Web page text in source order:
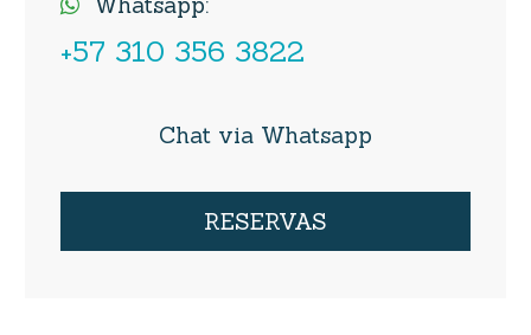

+57 310 356 3822
Chat via Whatsapp
RESERVAS